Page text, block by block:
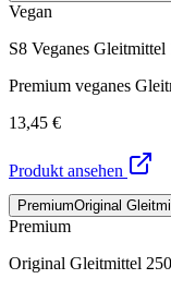
Vegan
S8 Veganes Gleitmittel
Premium veganes
13,45 €
Produkt ansehen
PremiumOriginal
Premium
Original Gleitmittel